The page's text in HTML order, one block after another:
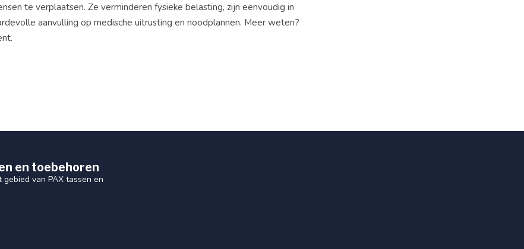
te verplaatsen. Ze verminderen fysieke belasting, zijn eenvoudig in
aanvulling op medische uitrusting en noodplannen. Meer weten?
en toebehoren
van PAX tassen en